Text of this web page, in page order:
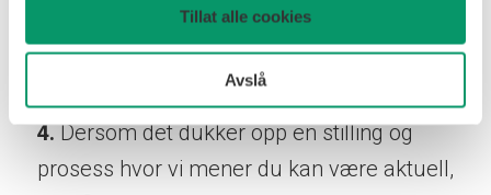
Tillat alle cookies
Avslå
betale for å søke i eller få passiv tilgang til
4.Dersom det dukker opp en stilling og
prosess hvor vi mener du kan være aktuell,